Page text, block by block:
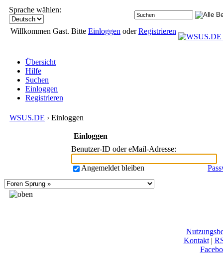
Sprache wählen:
Willkommen Gast. Bitte Einloggen oderRegistrieren
Übersicht
Hilfe
Suchen
Einloggen
Registrieren
WSUS.DE › Einloggen
Einloggen
Benutzer-ID oder eMail-Adresse:
Angemeldet bleiben
Kontakt|